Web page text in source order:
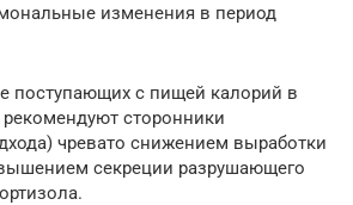
изменения в период
поступающих с пищей калорий в
сторонники
чревато снижением выработки
секреции разрушающего